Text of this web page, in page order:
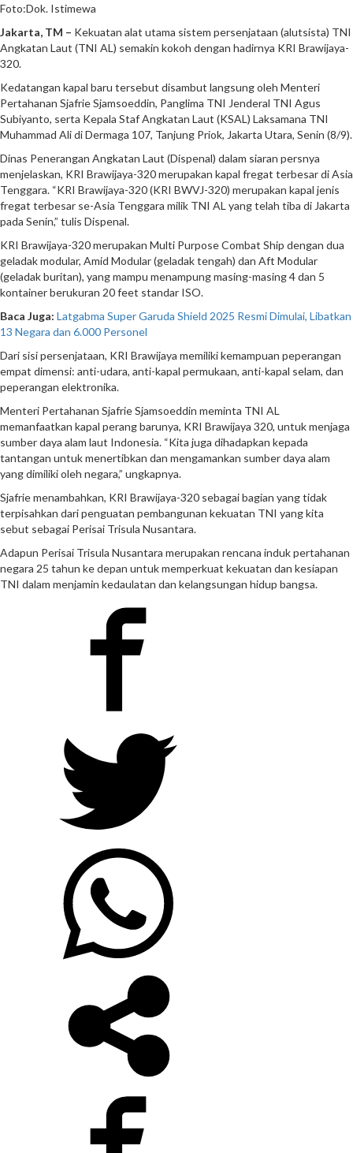
Foto:Dok. Istimewa
Jakarta, TM – Kekuatan alat utama sistem persenjataan (alutsista) TNI
Angkatan Laut (TNI AL) semakin kokoh dengan hadirnya KRI Brawijaya-
320.
Kedatangan kapal baru tersebut disambut langsung oleh Menteri
Pertahanan Sjafrie Sjamsoeddin, Panglima TNI Jenderal TNI Agus
Subiyanto, serta Kepala Staf Angkatan Laut (KSAL) Laksamana TNI
Muhammad Ali di Dermaga 107, Tanjung Priok, Jakarta Utara, Senin (8/9).
Dinas Penerangan Angkatan Laut (Dispenal) dalam siaran persnya
menjelaskan, KRI Brawijaya-320 merupakan kapal fregat terbesar di Asia
Tenggara. “KRI Brawijaya-320 (KRI BWVJ-320) merupakan kapal jenis
fregat terbesar se-Asia Tenggara milik TNI AL yang telah tiba di Jakarta
pada Senin,” tulis Dispenal.
KRI Brawijaya-320 merupakan Multi Purpose Combat Ship dengan dua
geladak modular, Amid Modular (geladak tengah) dan Aft Modular
(geladak buritan), yang mampu menampung masing-masing 4 dan 5
kontainer berukuran 20 feet standar ISO.
Baca Juga: Latgabma Super Garuda Shield 2025 Resmi Dimulai, Libatkan
13 Negara dan 6.000 Personel
Dari sisi persenjataan, KRI Brawijaya memiliki kemampuan peperangan
empat dimensi: anti-udara, anti-kapal permukaan, anti-kapal selam, dan
peperangan elektronika.
Menteri Pertahanan Sjafrie Sjamsoeddin meminta TNI AL
memanfaatkan kapal perang barunya, KRI Brawijaya 320, untuk menjaga
sumber daya alam laut Indonesia. “Kita juga dihadapkan kepada
tantangan untuk menertibkan dan mengamankan sumber daya alam
yang dimiliki oleh negara,” ungkapnya.
Sjafrie menambahkan, KRI Brawijaya-320 sebagai bagian yang tidak
terpisahkan dari penguatan pembangunan kekuatan TNI yang kita
sebut sebagai Perisai Trisula Nusantara.
Adapun Perisai Trisula Nusantara merupakan rencana induk pertahanan
negara 25 tahun ke depan untuk memperkuat kekuatan dan kesiapan
TNI dalam menjamin kedaulatan dan kelangsungan hidup bangsa.